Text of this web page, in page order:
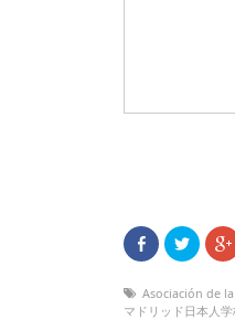
Asociación de
マドリッド日本人学